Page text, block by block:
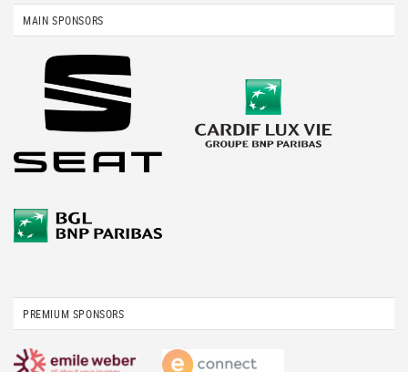
MAIN SPONSORS
PREMIUM SPONSORS